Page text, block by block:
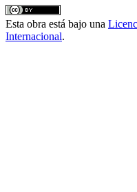
Esta obra está bajo una
Internacional.